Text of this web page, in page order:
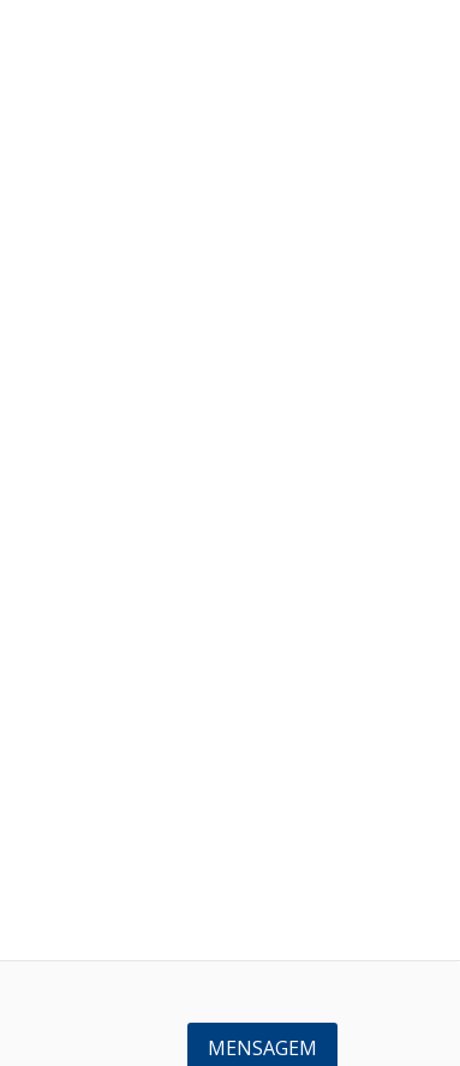
MENSAGEM